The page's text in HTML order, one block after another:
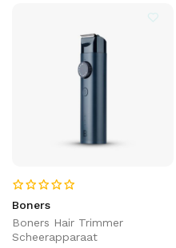
Boners
Boners Hair Trimmer
Scheerapparaat